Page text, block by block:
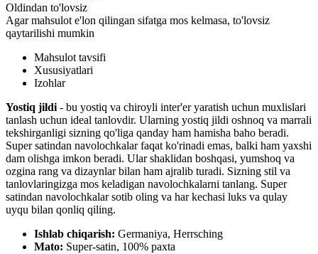
Oldindan to'lovsiz
Agar mahsulot e'lon qilingan sifatga mos kelmasa, to'lovsiz
qaytarilishi mumkin
Mahsulot tavsifi
Xususiyatlari
Izohlar
Yostiq jildi - bu yostiq va chiroyli inter'er yaratish uchun muxlislari
tanlash uchun ideal tanlovdir. Ularning yostiq jildi oshnoq va marrali
tekshirganligi sizning qo'liga qanday ham hamisha baho beradi.
Super satindan navolochkalar faqat ko'rinadi emas, balki ham yaxshi
dam olishga imkon beradi. Ular shaklidan boshqasi, yumshoq va
ozgina rang va dizaynlar bilan ham ajralib turadi. Sizning stil va
tanlovlaringizga mos keladigan navolochkalarni tanlang. Super
satindan navolochkalar sotib oling va har kechasi luks va qulay
uyqu bilan qonliq qiling.
Ishlab chiqarish: Germaniya, Herrsching
Mato: Super-satin, 100% paxta